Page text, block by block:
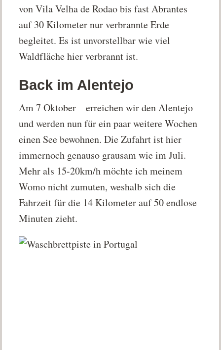
von Vila Velha de Rodao bis fast Abrantes
auf 30 Kilometer nur verbrannte Erde
begleitet. Es ist unvorstellbar wie viel
Waldfläche hier verbrannt ist.
Back im Alentejo
Am 7 Oktober – erreichen wir den Alentejo
und werden nun für ein paar weitere Wochen
einen See bewohnen. Die Zufahrt ist hier
immernoch genauso grausam wie im Juli.
Mehr als 15-20km/h möchte ich meinem
Womo nicht zumuten, weshalb sich die
Fahrzeit für die 14 Kilometer auf 50 endlose
Minuten zieht.